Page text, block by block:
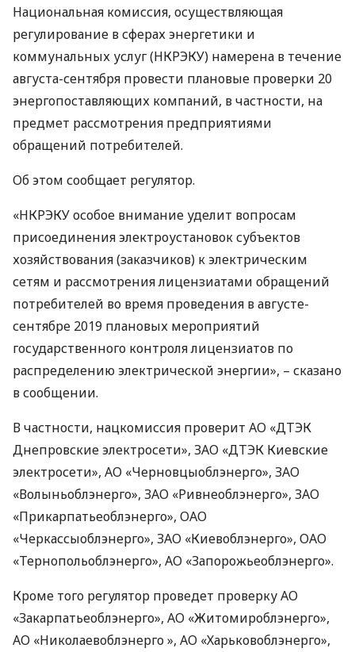
Национальная комиссия, осуществляющая
регулирование в сферах энергетики и
коммунальных услуг (НКРЭКУ) намерена в течение
августа-сентября провести плановые проверки 20
энергопоставляющих компаний, в частности, на
предмет рассмотрения предприятиями
обращений потребителей.
Об этом сообщает регулятор.
«НКРЭКУ особое внимание уделит вопросам
присоединения электроустановок субъектов
хозяйствования (заказчиков) к электрическим
сетям и рассмотрения лицензиатами обращений
потребителей во время проведения в августе-
сентябре 2019 плановых мероприятий
государственного контроля лицензиатов по
распределению электрической энергии», – сказано
в сообщении.
В частности, нацкомиссия проверит АО «ДТЭК
Днепровские электросети», ЗАО «ДТЭК Киевские
электросети», АО «Черновцыоблэнерго», ЗАО
«Волыньоблэнерго», ЗАО «Ривнеоблэнерго», ЗАО
«Прикарпатьеоблэнерго», ОАО
«Черкассыоблэнерго», ЗАО «Киевоблэнерго», ОАО
«Тернопольоблэнерго», АО «Запорожьеоблэнерго».
Кроме того регулятор проведет проверку АО
«Закарпатьеоблэнерго», АО «Житомироблэнерго»,
АО «Николаевоблэнерго », АО «Харьковоблэнерго»,